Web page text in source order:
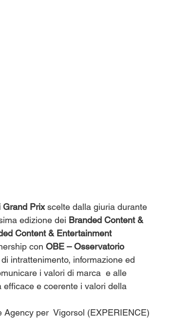
Grand Prix scelte dalla giuria durante
edizione dei Branded Content &
Content & Entertainment
con OBE – Osservatorio
intrattenimento, informazione ed
i valori di marca  e alle
e coerente i valori della
per  Vigorsol (EXPERIENCE)